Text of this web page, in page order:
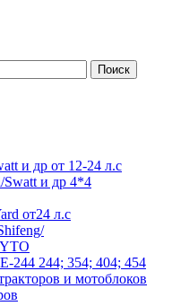
и др от 12-24 л.с
Swatt и др 4*4
от24 л.с
244 244; 354; 404; 454
и мотоблоков